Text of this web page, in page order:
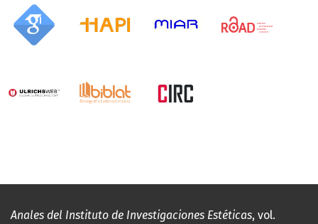
Anales del Instituto de Investigaciones Estéticas, vol.